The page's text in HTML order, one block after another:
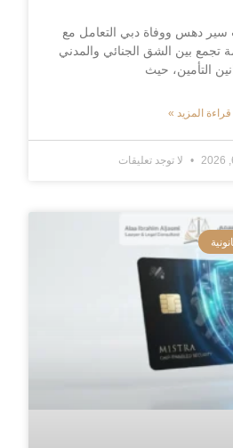
دهس ووفاة دبي التعامل مع
تجمع بين الشق الجنائي والمدني
التأمين، حيث
قراءة المزيد »
لا توجد تعليقات